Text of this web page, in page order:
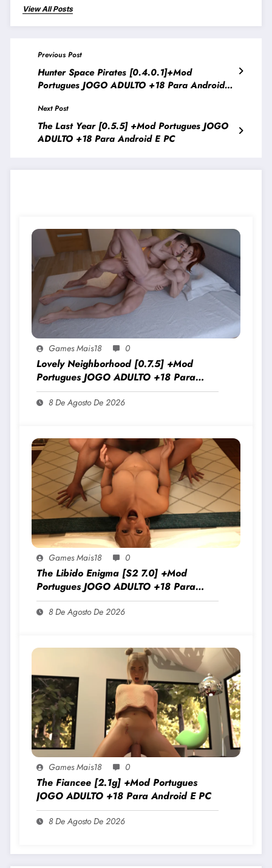
View All Posts
Previous Post
Hunter Space Pirates [0.4.0.1]+Mod
Portugues JOGO ADULTO +18 Para Android E
Next Post
The Last Year [0.5.5] +Mod Portugues JOGO
ADULTO +18 Para Android E PC
Games Mais18 0
Lovely Neighborhood [0.7.5] +Mod
Portugues JOGO ADULTO +18 Para
Android E PC
8 De Agosto De 2026
Games Mais18 0
The Libido Enigma [S2 7.0] +Mod
Portugues JOGO ADULTO +18 Para
Android E PC
8 De Agosto De 2026
Games Mais18 0
The Fiancee [2.1g] +Mod Portugues
JOGO ADULTO +18 Para Android E PC
8 De Agosto De 2026